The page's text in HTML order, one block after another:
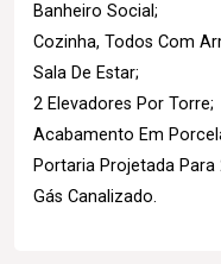
Banheiro Social;
Cozinha, Todos Com
Sala De Estar;
2 Elevadores Por Torre;
Acabamento Em
Portaria Projetada Para
Gás Canalizado.